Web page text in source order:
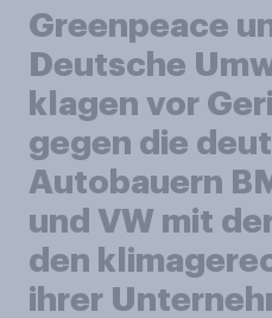
Greenpeace
Deutsche
klagen vor
gegen die
Autobauern
und VW mit
den
ihrer